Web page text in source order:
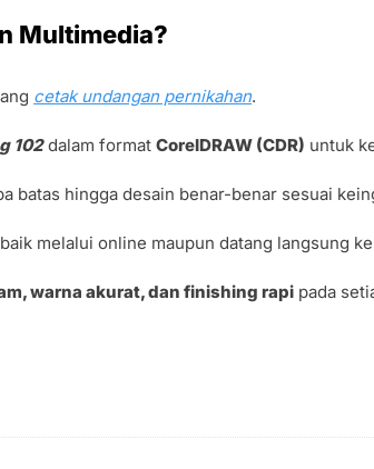
Multimedia?
cetak undangan pernikahan.
102dalam formatCorelDRAW (CDR) untuk
batas hingga desain benar-benar sesuai
melalui online maupun datang langsung
warna akurat, dan finishing rapi pada